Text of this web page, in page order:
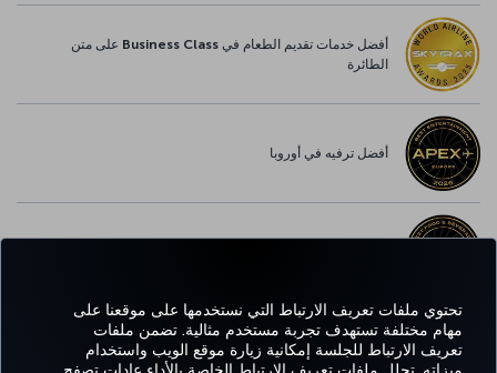
تحتوي ملفات تعريف الارتباط التي نستخدمها على موقعنا على
مهام مختلفة تستهدف تجربة مستخدم مثالية. تضمن ملفات
تعريف الارتباط للجلسة إمكانية زيارة موقع الويب واستخدام
أفضل خدمات تقديم الطعام في Business Class على متن
الطائرة
أفضل ترفيه في أوروبا